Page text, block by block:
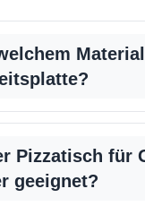
Pizzatisch für
geeignet?